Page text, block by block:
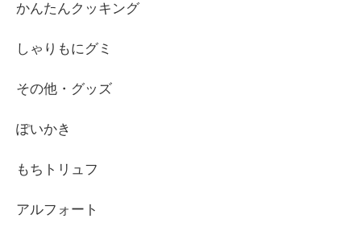
かんたんクッキング
しゃりもにグミ
その他・グッズ
ぽいかき
もちトリュフ
アルフォート